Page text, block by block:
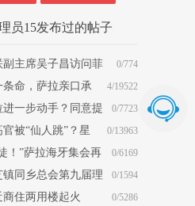
员15发布过的帖子
0/774
副主席吴子昌访问菲
会
4/19522
条命，萨拉亲口承
人命真就这么贱？
0/7723
一步动手？同意提
证据！
0/13963
被“仙人跳”？星
条客？
0/6169
！”萨拉海牙集会再
释放老杜
0/1594
同乡总会第九届理
职典礼圆满举行
0/5286
住两用楼起火